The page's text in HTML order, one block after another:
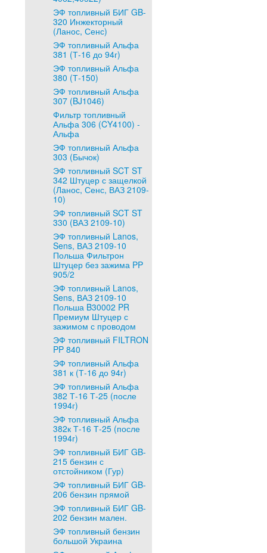
ЭФ топливный БИГ GB-
320 Инжекторный
(Ланос, Сенс)
ЭФ топливный Альфа
381 (Т-16 до 94г)
ЭФ топливный Альфа
380 (Т-150)
ЭФ топливный Альфа
307 (BJ1046)
Фильтр топливный
Альфа 306 (CY4100) -
Альфа
ЭФ топливный Альфа
303 (Бычок)
ЭФ топливный SCT ST
342 Штуцер с защелкой
(Ланос, Сенс, ВАЗ 2109-
10)
ЭФ топливный SCT ST
330 (ВАЗ 2109-10)
ЭФ топливный Lanos,
Sens, ВАЗ 2109-10
Польша Фильтрон
Штуцер без зажима PP
905/2
ЭФ топливный Lanos,
Sens, ВАЗ 2109-10
Польша B30002 PR
Премиум Штуцер с
зажимом с проводом
ЭФ топливный FILTRON
PP 840
ЭФ топливный Альфа
381 к (Т-16 до 94г)
ЭФ топливный Альфа
382 Т-16 Т-25 (после
1994г)
ЭФ топливный Альфа
382к Т-16 Т-25 (после
1994г)
ЭФ топливный БИГ GB-
215 бензин с
отстойником (Гур)
ЭФ топливный БИГ GB-
206 бензин прямой
ЭФ топливный БИГ GB-
202 бензин мален.
ЭФ топливный бензин
большой Украина